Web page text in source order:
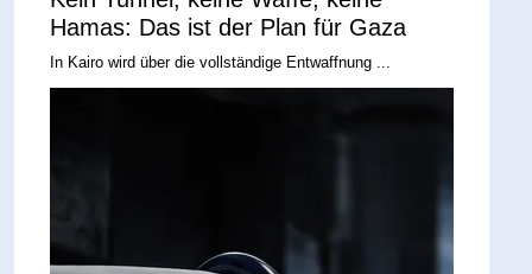
Hamas: Das ist der Plan für Gaza
In Kairo wird über die vollständige Entwaffnung ...